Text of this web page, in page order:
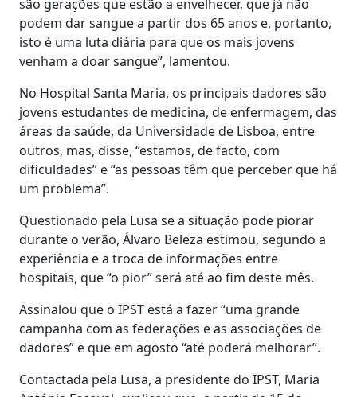
são gerações que estão a envelhecer, que já não
podem dar sangue a partir dos 65 anos e, portanto,
isto é uma luta diária para que os mais jovens
venham a doar sangue”, lamentou.
No Hospital Santa Maria, os principais dadores são
jovens estudantes de medicina, de enfermagem, das
áreas da saúde, da Universidade de Lisboa, entre
outros, mas, disse, “estamos, de facto, com
dificuldades” e “as pessoas têm que perceber que há
um problema”.
Questionado pela Lusa se a situação pode piorar
durante o verão, Álvaro Beleza estimou, segundo a
experiência e a troca de informações entre
hospitais, que “o pior” será até ao fim deste mês.
Assinalou que o IPST está a fazer “uma grande
campanha com as federações e as associações de
dadores” e que em agosto “até poderá melhorar”.
Contactada pela Lusa, a presidente do IPST, Maria